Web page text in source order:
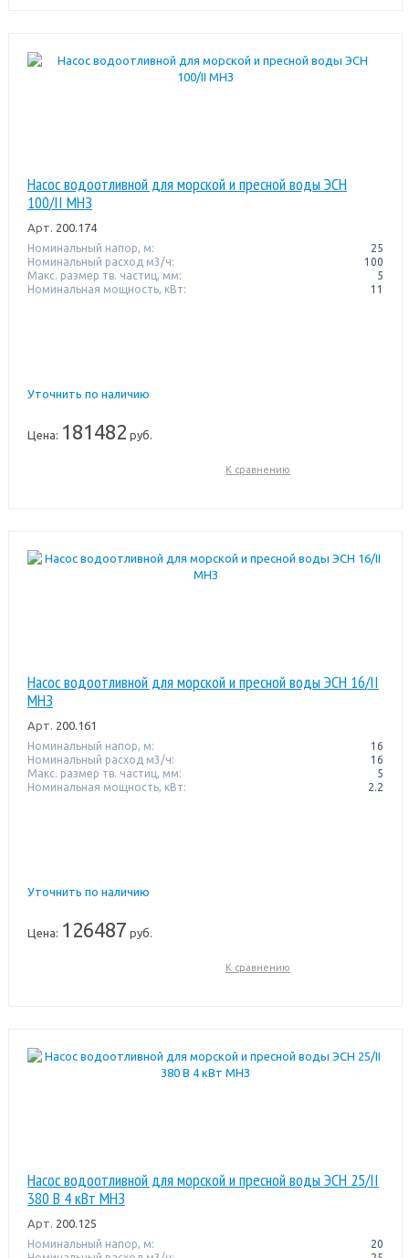
Насос водоотливной для морской и пресной воды ЭСН
100/II МНЗ
Арт. 200.174
Номинальный напор, м:
25
Номинальный расход м3/ч:
100
Макс. размер тв. частиц, мм:
5
Номинальная мощность, кВт:
11
Уточнить по наличию
Цена: 181482 руб.
К сравнению
Насос водоотливной для морской и пресной воды ЭСН 16/II
МНЗ
Арт. 200.161
Номинальный напор, м:
16
Номинальный расход м3/ч:
16
Макс. размер тв. частиц, мм:
5
Номинальная мощность, кВт:
2.2
Уточнить по наличию
Цена: 126487 руб.
К сравнению
Насос водоотливной для морской и пресной воды ЭСН 25/II
380 В 4 кВт МНЗ
Арт. 200.125
Номинальный напор, м:
20